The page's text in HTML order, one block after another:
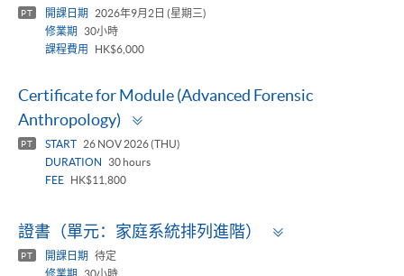
PT 開課日期
2026年9月2日 (星期三)
修業期
30小時
課程費用
HK$6,000
Certificate for Module (Advanced Forensic
Anthropology)
PT START
26 NOV 2026 (THU)
DURATION
30 hours
FEE
HK$11,800
證書（單元：家庭系統排列進階）
PT 開課日期
待定